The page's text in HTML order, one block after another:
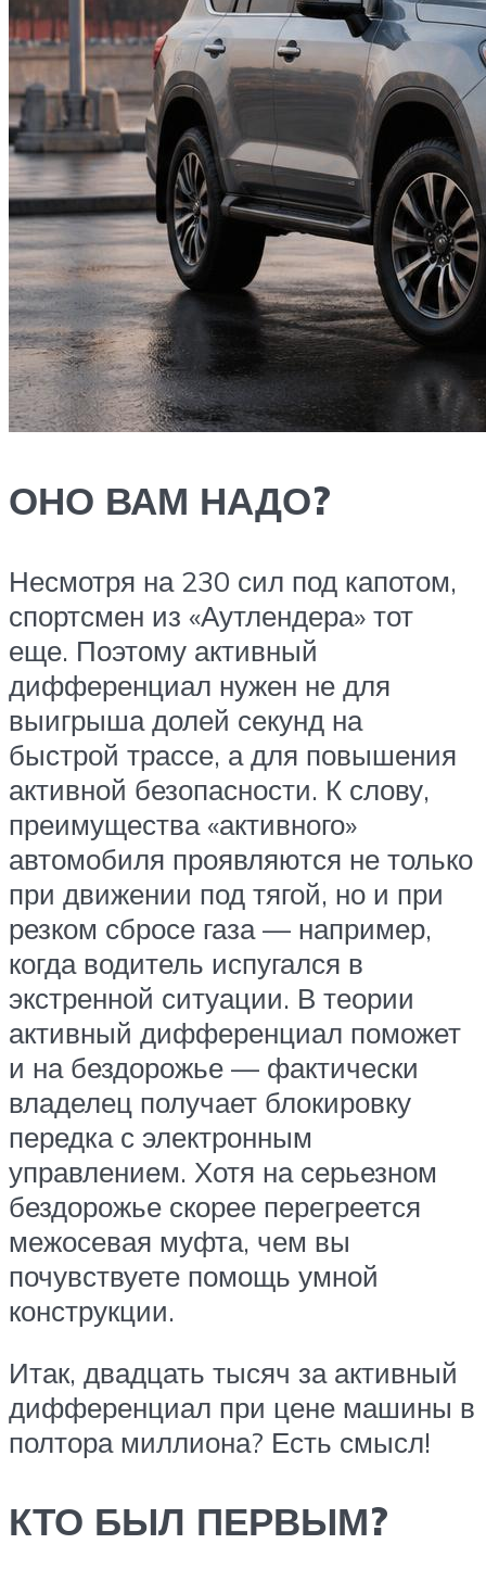
ОНО ВАМ НАДО?
Несмотря на 230 сил под капотом,
спортсмен из «Аутлендера» тот
еще. Поэтому активный
дифференциал нужен не для
выигрыша долей секунд на
быстрой трассе, а для повышения
активной безопасности. К слову,
преимущества «активного»
автомобиля проявляются не только
при движении под тягой, но и при
резком сбросе газа — например,
когда водитель испугался в
экстренной ситуации. В теории
активный дифференциал поможет
и на бездорожье — фактически
владелец получает блокировку
передка с электронным
управлением. Хотя на серьезном
бездорожье скорее перегреется
межосевая муфта, чем вы
почувствуете помощь умной
конструкции.
Итак, двадцать тысяч за активный
дифференциал при цене машины в
полтора миллиона? Есть смысл!
КТО БЫЛ ПЕРВЫМ?